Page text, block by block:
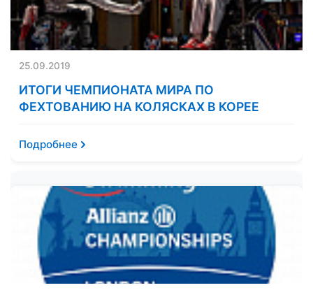
25.09.2019
ИТОГИ ЧЕМПИОНАТА МИРА ПО
ФЕХТОВАНИЮ НА КОЛЯСКАХ В КОРЕЕ
Подробнее